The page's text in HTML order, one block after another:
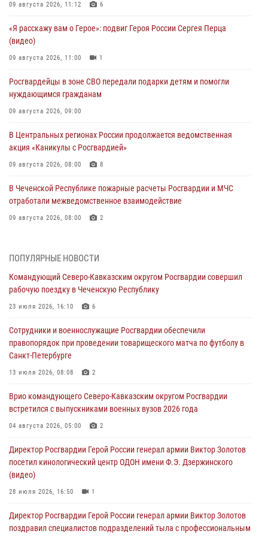
09 августа 2026, 11:12 6
«Я расскажу вам о Герое»: подвиг Героя России Сергея Перца
(видео)
09 августа 2026, 11:00 1
Росгвардейцы в зоне СВО передали подарки детям и помогли
нуждающимся гражданам
09 августа 2026, 09:00
В Центральных регионах России продолжается ведомственная
акция «Каникулы с Росгвардией»
09 августа 2026, 08:00 8
В Чеченской Республике пожарные расчеты Росгвардии и МЧС
отработали межведомственное взаимодействие
09 августа 2026, 08:00 2
определили на Кубани
В Ульяновске росгвардейцы присоединились к донорской акции
(видео)
Росгвардейцы провели занятие по стрелковой подготовке для
воспитанников Центра детского, юношеского туризма и
краеведения Луганской Народной Республики
В регионах Урала бойцам Росгвардии в зону СВО передали свежие
тиражи газет
ПОПУЛЯРНЫЕ НОВОСТИ
Командующий Северо-Кавказским округом Росгвардии совершил
рабочую поездку в Чеченскую Республику
23 июля 2026, 16:10 6
Сотрудники и военнослужащие Росгвардии обеспечили
правопорядок при проведении товарищеского матча по футболу в
Санкт-Петербурге
13 июля 2026, 08:08 2
Врио командующего Северо-Кавказским округом Росгвардии
встретился с выпускниками военных вузов 2026 года
04 августа 2026, 05:00 2
Директор Росгвардии Герой России генерал армии Виктор Золотов
посетил кинологический центр ОДОН имени Ф.Э. Дзержинского
(видео)
28 июля 2026, 16:50 1
Директор Росгвардии Герой России генерал армии Виктор Золотов
поздравил специалистов подразделений тыла с профессиональным